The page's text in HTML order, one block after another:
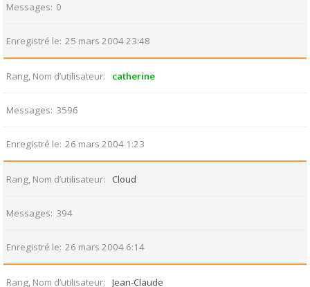
Messages 0
Enregistré le 25 mars 2004 23:48
Rang, Nom d’utilisateur catherine
Messages 3596
Enregistré le 26 mars 2004 1:23
Rang, Nom d’utilisateur Cloud
Messages 394
Enregistré le 26 mars 2004 6:14
Rang, Nom d’utilisateur Jean-Claude